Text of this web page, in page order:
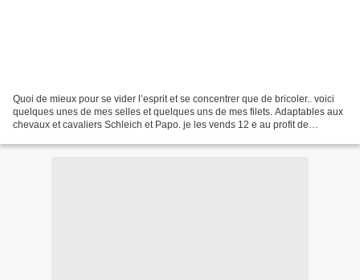
Quoi de mieux pour se vider l’esprit et se concentrer que de bricoler.. voici
quelques unes de mes selles et quelques uns de mes filets. Adaptables aux
chevaux et cavaliers Schleich et Papo. je les vends 12 e au profit de